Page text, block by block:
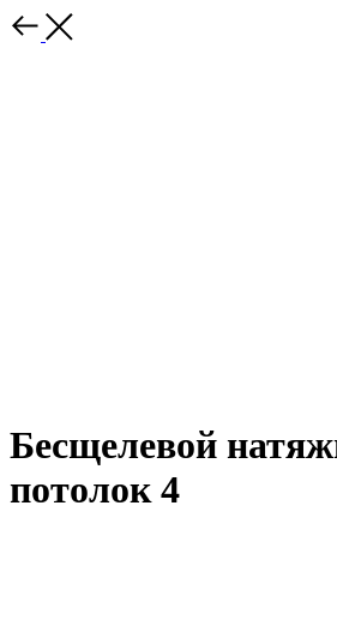
Бесщелевой
потолок 4